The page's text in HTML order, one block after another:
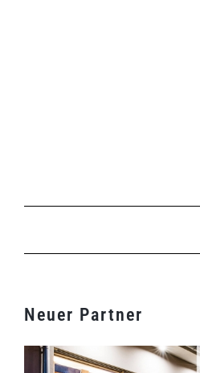
Neuer Partner
Zeige